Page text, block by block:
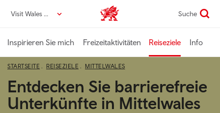
zumVisit Wales DE VisitWales home Suche
Inspirieren Sie mich Freizeitaktivitäten Reiseziele Info
STARTSEITE REISEZIELE MITTELWALES
Entdecken Sie barrierefreie
Unterkünfte in Mittelwales